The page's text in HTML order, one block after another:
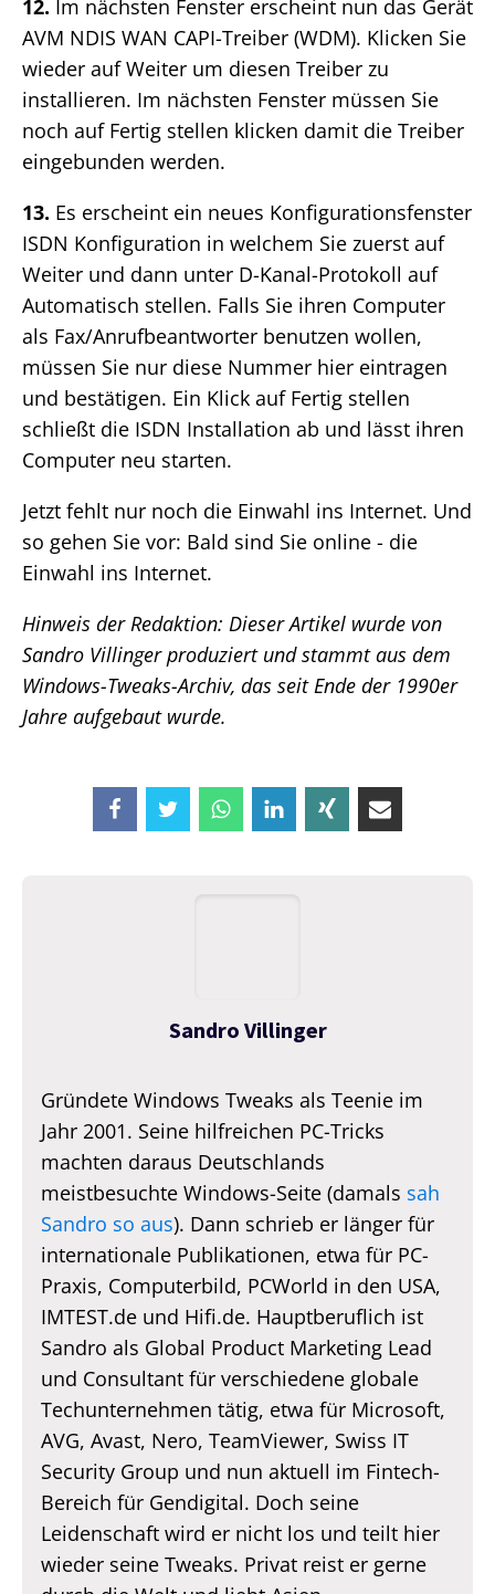
12. Im nächsten Fenster erscheint nun das Gerät
AVM NDIS WAN CAPI-Treiber (WDM). Klicken Sie
wieder auf Weiter um diesen Treiber zu
installieren. Im nächsten Fenster müssen Sie
noch auf Fertig stellen klicken damit die Treiber
eingebunden werden.
13. Es erscheint ein neues Konfigurationsfenster
ISDN Konfiguration in welchem Sie zuerst auf
Weiter und dann unter D-Kanal-Protokoll auf
Automatisch stellen. Falls Sie ihren Computer
als Fax/Anrufbeantworter benutzen wollen,
müssen Sie nur diese Nummer hier eintragen
und bestätigen. Ein Klick auf Fertig stellen
schließt die ISDN Installation ab und lässt ihren
Computer neu starten.
Jetzt fehlt nur noch die Einwahl ins Internet. Und
so gehen Sie vor: Bald sind Sie online - die
Einwahl ins Internet.
Hinweis der Redaktion: Dieser Artikel wurde von
Sandro Villinger produziert und stammt aus dem
Windows-Tweaks-Archiv, das seit Ende der 1990er
Jahre aufgebaut wurde.
Sandro Villinger
Gründete Windows Tweaks als Teenie im
Jahr 2001. Seine hilfreichen PC-Tricks
machten daraus Deutschlands
meistbesuchte Windows-Seite (damals sah
Sandro so aus). Dann schrieb er länger für
internationale Publikationen, etwa für PC-
Praxis, Computerbild, PCWorld in den USA,
IMTEST.de und Hifi.de. Hauptberuflich ist
Sandro als Global Product Marketing Lead
und Consultant für verschiedene globale
Techunternehmen tätig, etwa für Microsoft,
AVG, Avast, Nero, TeamViewer, Swiss IT
Security Group und nun aktuell im Fintech-
Bereich für Gendigital. Doch seine
Leidenschaft wird er nicht los und teilt hier
wieder seine Tweaks. Privat reist er gerne